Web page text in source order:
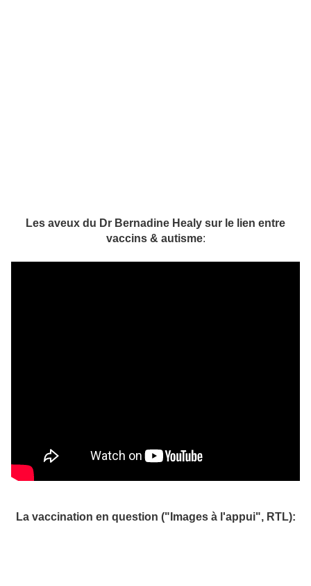
Les aveux du Dr Bernadine Healy sur le lien entre
vaccins & autisme:
La vaccination en question ("Images à l'appui", RTL):